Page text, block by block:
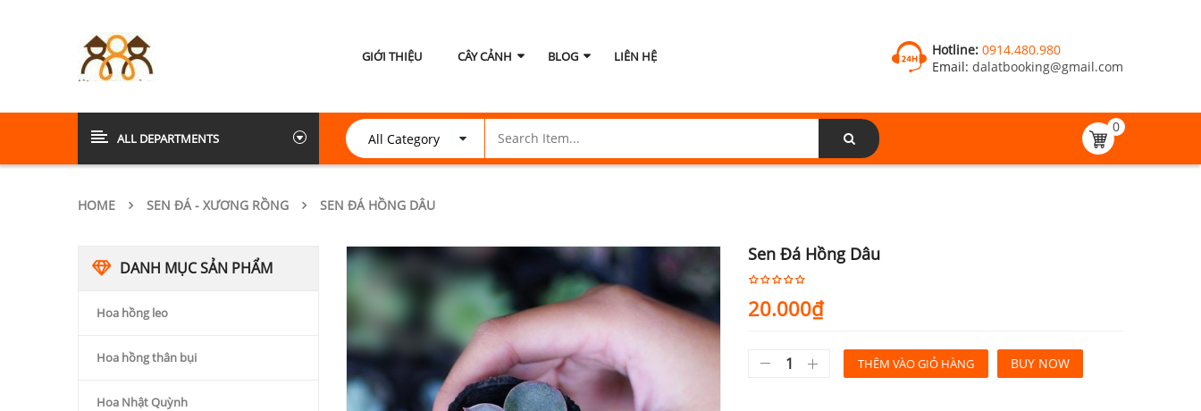
GIỚI THIỆU CÂY CẢNH BLOG LIÊN HỆ Hotline: 0914.480.980
Email: dalatbooking@gmail.com
ALL DEPARTMENTS
0
HOME SEN ĐÁ - XƯƠNG RỒNG SEN ĐÁ HỒNG DÂU
DANH MỤC SẢN PHẨM
Hoa hồng leo
Hoa hồng thân bụi
Hoa Nhật Quỳnh
Sen Đá Hồng Dâu
20.000₫
THÊM VÀO GIỎ HÀNG BUY NOW